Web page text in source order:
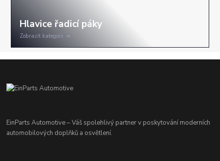
Zobrazit kategorii
EinParts Automotive – Váš spolehlivý partner v poskytování moderních
automobilových doplňků a osvětlení.